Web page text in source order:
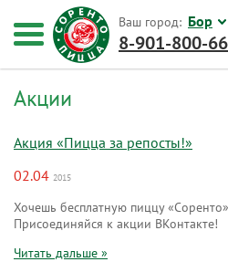
Акции
Акция «Пицца за репосты!»
02.04 2015
Хочешь бесплатную пиццу
Присоединяйся к акции ВКонтакте!
Читать дальше »
Ваш город: Бор
8-901-800-